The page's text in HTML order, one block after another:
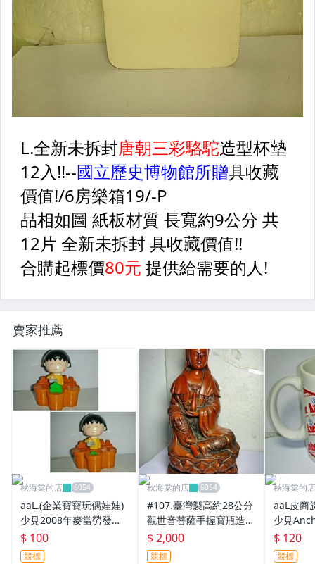
賣家推薦
秋海棠的店
aaL.(企業寶寶玩偶娃娃)
少見2008年麥當勞發行
櫻桃小丸子種花樂!!--按
下花再按下公仔花為升
$ 100
競標
秋海棠的店
#107.臺灣製高約28公分
觀世音菩薩手握寶瓶造型
藝術品!!---版權所有值得
收藏!!(6房)-P
$ 2,000
競標
秋海棠的店
aaL皮商
少見
杯!/黑箱
$ 120
競標